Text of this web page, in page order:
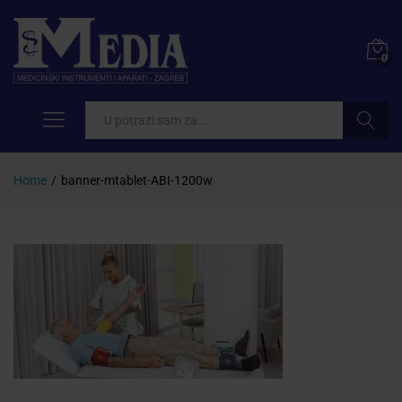
0
Home / banner-mtablet-ABI-1200w